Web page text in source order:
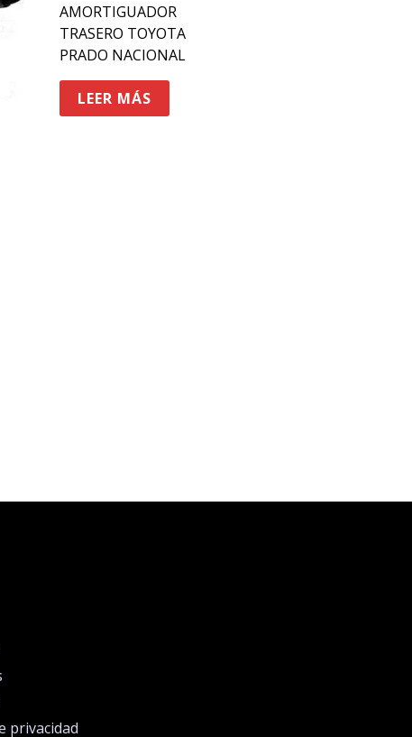
AMORTIGUADOR
TRASERO TOYOTA
PRADO NACIONAL
LEER MÁS
privacidad